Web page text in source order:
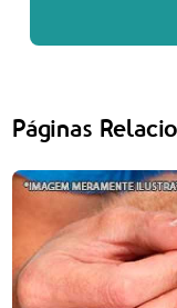
Páginas